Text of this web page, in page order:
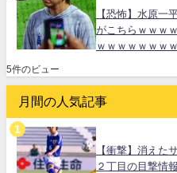
【恐怖】水原一
がこちらｗｗｗ
ｗｗｗｗｗｗｗ
5件のビュー
月間の人気記事
【衝撃】消えた
２丁目の目撃情報